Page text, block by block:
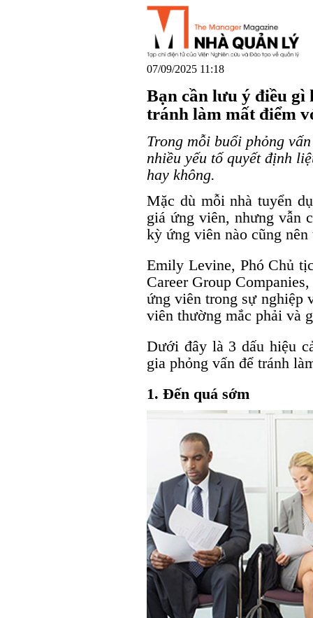
07/09/2025 11:18
Bạn cần lưu ý điều gì
tránh làm mất điểm
Trong mỗi buổi phỏng
nhiều yếu tố quyết định
hay không.
Mặc dù mỗi nhà tuyển
giá ứng viên, nhưng vẫn
kỳ ứng viên nào cũng
Emily Levine, Phó Chủ
Career Group
ứng viên trong sự nghiệp
viên thường mắc phải và
Dưới đây là 3 dấu hiệu
gia phỏng vấn để tránh
1. Đến quá sớm